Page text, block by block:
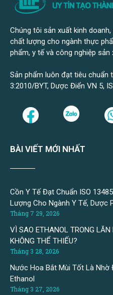
Chúng tôi sản xuất kinh
chất lượng cho ngành thực
phẩm, y tế và công nghiệp sản
Sản phẩm luôn đạt tiêu chuẩn
3:2010/BYT, Dược Điển VN 5,
BÀI VIẾT MỚI NHẤT
Cồn Y Tế Đạt Chuẩn ISO
Lượng Cho Ngành Y Tế, Dược
Tháng 7 29, 2026
VÌ SAO ETHANOL TRONG
KHÔNG THỂ THIẾU?
Tháng 3 28, 2026
Nước Hoa Bắt Mùi Tốt Là Nhờ
Ethanol
Tháng 3 27, 2026